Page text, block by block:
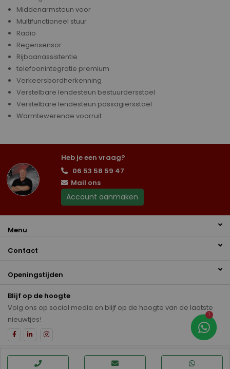
Middenarmsteun voor
Multifunctioneel stuur
Radio
Regensensor
Rijbaanassistentie
telefoonintegratie premium
Verkeersbordherkenning
Verstelbare lendesteun bestuurdersstoel
Verstelbare lendesteun passagiersstoel
Warmtewerende voorruit
Heb je een vraag?
06 53 58 59 47
Mail ons
Account aanmaken
Menu
Contact
Openingstijden
Blijf op de hoogte
Volg ons op social media en blijf op de hoogte van de laatste
nieuwtjes!
1